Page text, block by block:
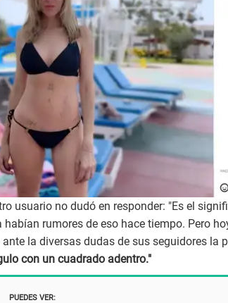
usuario no dudó en responder: "Es el
habían rumores de eso hace tiempo. Pero
la diversas dudas de sus seguidores la
con un cuadrado adentro."
PUEDES VER: